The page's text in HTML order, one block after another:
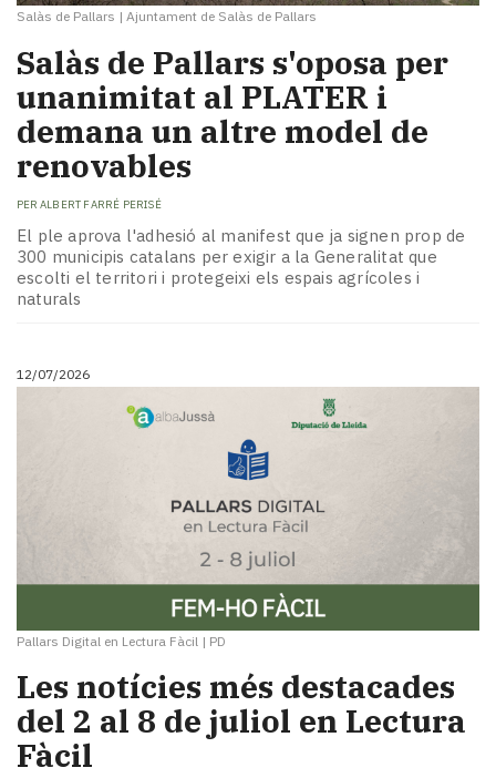
Salàs de Pallars | Ajuntament de Salàs de Pallars
Salàs de Pallars s'oposa per
unanimitat al PLATER i
demana un altre model de
renovables
PER ALBERT FARRÉ PERISÉ
El ple aprova l'adhesió al manifest que ja signen prop de
300 municipis catalans per exigir a la Generalitat que
escolti el territori i protegeixi els espais agrícoles i
naturals
12/07/2026
Pallars Digital en Lectura Fàcil | PD
Les notícies més destacades
del 2 al 8 de juliol en Lectura
Fàcil